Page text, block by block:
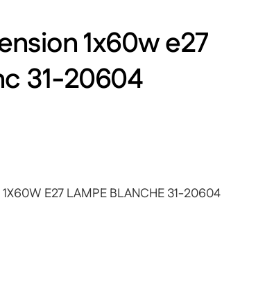
1x60w e27
31-20604
1X60W E27 LAMPE BLANCHE 31-20604